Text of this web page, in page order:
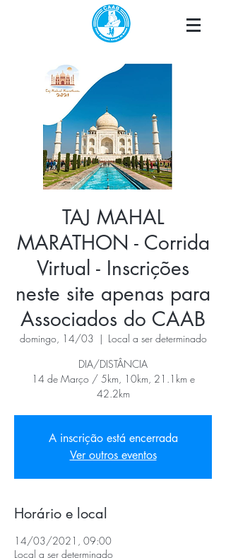
TAJ MAHAL
MARATHON - Corrida
Virtual - Inscrições
neste site apenas para
Associados do CAAB
domingo, 14/03
  |
Local a ser determinado
DIA/DISTÂNCIA
14 de Março / 5km, 10km, 21.1km e
42.2km
A inscrição está encerrada
Ver outros eventos
Horário e local
14/03/2021, 09:00
Local a ser determinado